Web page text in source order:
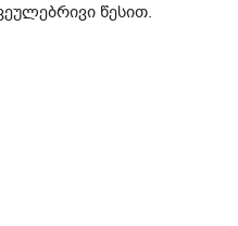
წესით.